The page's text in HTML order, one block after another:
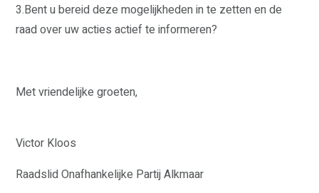
PEIL
TIM VAN KRALINGEN
HENK ADRIAANSE
MARIANNE VELDERS
3.Bent u bereid deze mogelijkheden in te zetten en de
raad over uw acties actief te informeren?
Met vriendelijke groeten,
Victor Kloos
Raadslid Onafhankelijke Partij Alkmaar